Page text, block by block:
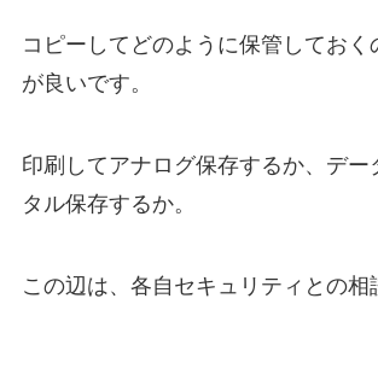
コピーしてどのように保管しておく
が良いです。
印刷してアナログ保存するか、デー
タル保存するか。
この辺は、各自セキュリティとの相